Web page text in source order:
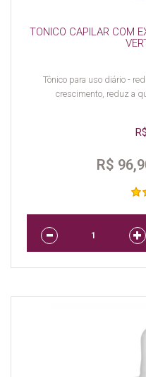
TONICO CAPILAR COM
Tônico para uso diário -
crescimento, reduz a
R$